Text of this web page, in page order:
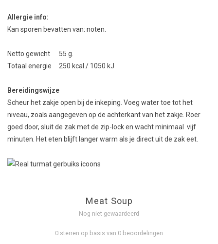
Allergie info:
Kan sporen bevatten van: noten.
Netto gewicht 55 g.
Totaal energie 250 kcal / 1050 kJ
Bereidingswijze
Scheur het zakje open bij de inkeping. Voeg water toe tot het
niveau, zoals aangegeven op de achterkant van het zakje. Roer
goed door, sluit de zak met de zip-lock en wacht minimaal vijf
minuten. Het eten blijft langer warm als je direct uit de zak eet.
Meat Soup
Nog niet gewaardeerd
0 sterren op basis van 0 beoordelingen